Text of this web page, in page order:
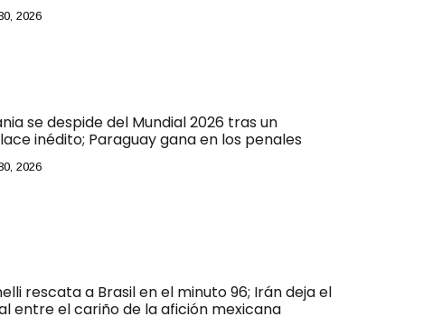
2026
se despide del Mundial 2026 tras un
inédito; Paraguay gana en los penales
2026
rescata a Brasil en el minuto 96; Irán deja el
entre el cariño de la afición mexicana